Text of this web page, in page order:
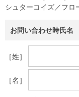
シュターコイズ／フロ
お問い合わせ時氏名
［姓］
［名］